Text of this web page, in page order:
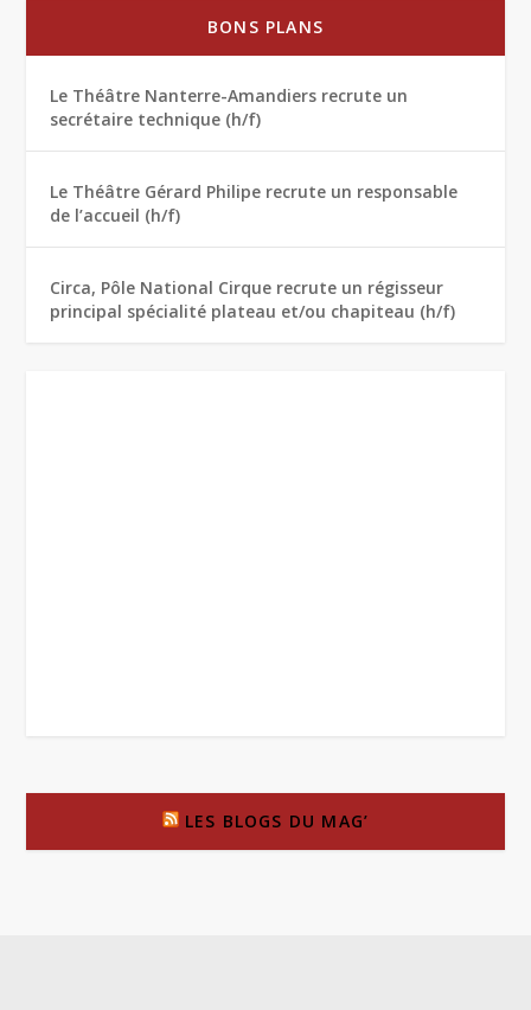
BONS PLANS
Le Théâtre Nanterre-Amandiers recrute un
secrétaire technique (h/f)
Le Théâtre Gérard Philipe recrute un responsable
de l’accueil (h/f)
Circa, Pôle National Cirque recrute un régisseur
principal spécialité plateau et/ou chapiteau (h/f)
LES BLOGS DU MAG’